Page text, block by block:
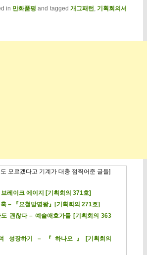
in 만화품평 and tagged개그패턴,기획회의서
모르겠다고 기계가 대충 점찍어준 글들]
레이크 에이지 [기획회의 371호]
– 『요철발명왕』[기획회의 271호]
도 괜찮다 – 예술애호가들 [기획회의 363
성장하기 – 『하나오』[기획회의